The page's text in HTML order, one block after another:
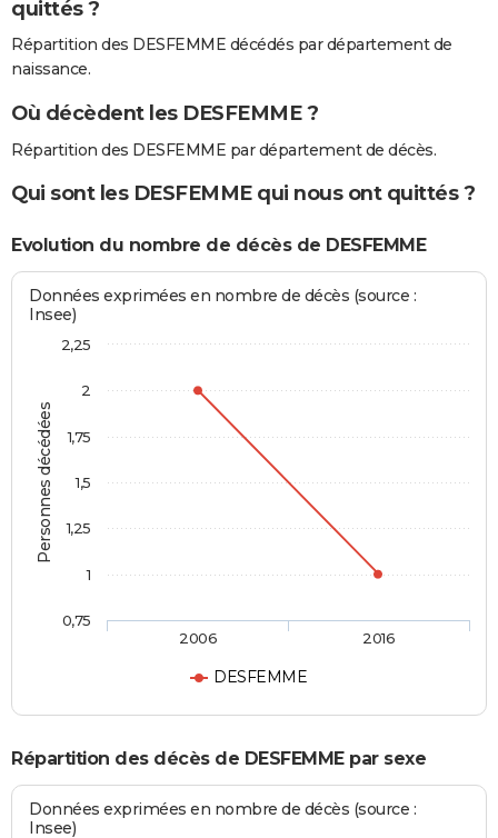
quittés ?
Répartition des DESFEMME décédés par département de
naissance.
Où décèdent les DESFEMME ?
Répartition des DESFEMME par département de décès.
Qui sont les DESFEMME qui nous ont quittés ?
Evolution du nombre de décès de DESFEMME
Personnes décédées
Données exprimées en nombre de décès (source :
Insee)
DESFEMME
2006 2016
0,75
1
1,25
1,5
1,75
2
2,25
Répartition des décès de DESFEMME par sexe
Données exprimées en nombre de décès (source :
Insee)